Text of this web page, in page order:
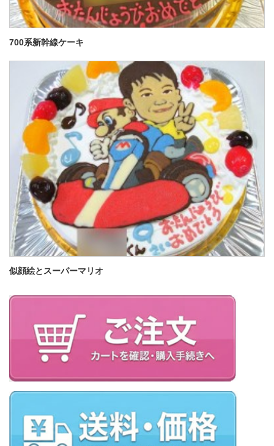
700系新幹線ケーキ
似顔絵とスーパーマリオ